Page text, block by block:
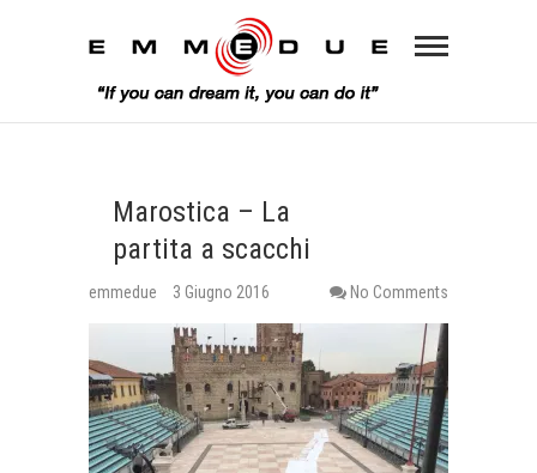
Marostica – La
partita a scacchi
emmedue 3 Giugno 2016 No Comments